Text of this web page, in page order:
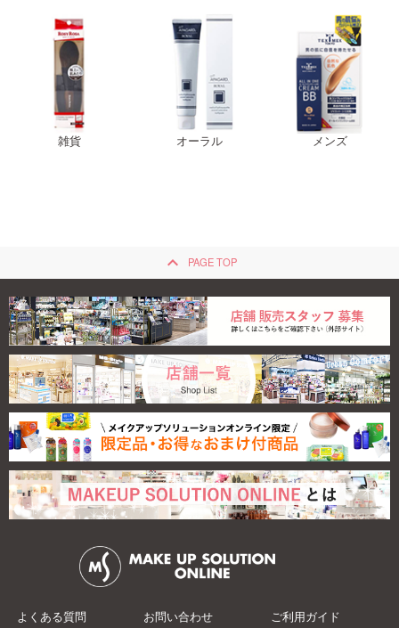
雑貨 オーラル メンズ
keyboard_arrow_up PAGE TOP
よくある質問 お問い合わせ ご利用ガイド